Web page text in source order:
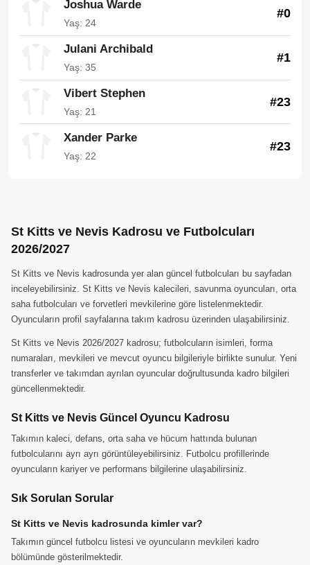
Joshua Warde
Yaş: 24
#0
Julani Archibald
Yaş: 35
#1
Vibert Stephen
Yaş: 21
#23
Xander Parke
Yaş: 22
#23
St Kitts ve Nevis Kadrosu ve Futbolcuları
2026/2027
St Kitts ve Nevis kadrosunda yer alan güncel futbolcuları bu sayfadan
inceleyebilirsiniz. St Kitts ve Nevis kalecileri, savunma oyuncuları, orta
saha futbolcuları ve forvetleri mevkilerine göre listelenmektedir.
Oyuncuların profil sayfalarına takım kadrosu üzerinden ulaşabilirsiniz.
St Kitts ve Nevis 2026/2027 kadrosu; futbolcuların isimleri, forma
numaraları, mevkileri ve mevcut oyuncu bilgileriyle birlikte sunulur. Yeni
transferler ve takımdan ayrılan oyuncular doğrultusunda kadro bilgileri
güncellenmektedir.
St Kitts ve Nevis Güncel Oyuncu Kadrosu
Takımın kaleci, defans, orta saha ve hücum hattında bulunan
futbolcularını ayrı ayrı görüntüleyebilirsiniz. Futbolcu profillerinde
oyuncuların kariyer ve performans bilgilerine ulaşabilirsiniz.
Sık Sorulan Sorular
St Kitts ve Nevis kadrosunda kimler var?
Takımın güncel futbolcu listesi ve oyuncuların mevkileri kadro
bölümünde gösterilmektedir.